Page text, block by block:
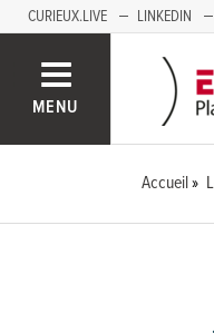
CURIEUX.LIVE LINKEDIN
MENU
Accueil